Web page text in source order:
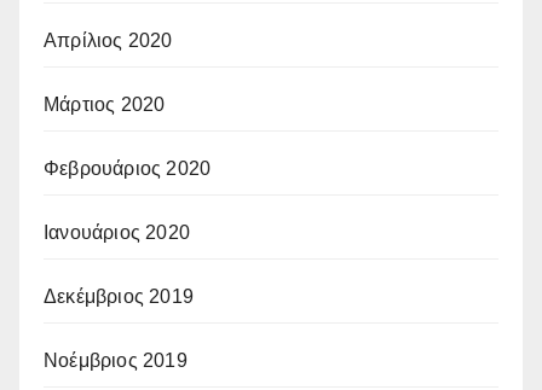
Απρίλιος 2020
Μάρτιος 2020
Φεβρουάριος 2020
Ιανουάριος 2020
Δεκέμβριος 2019
Νοέμβριος 2019